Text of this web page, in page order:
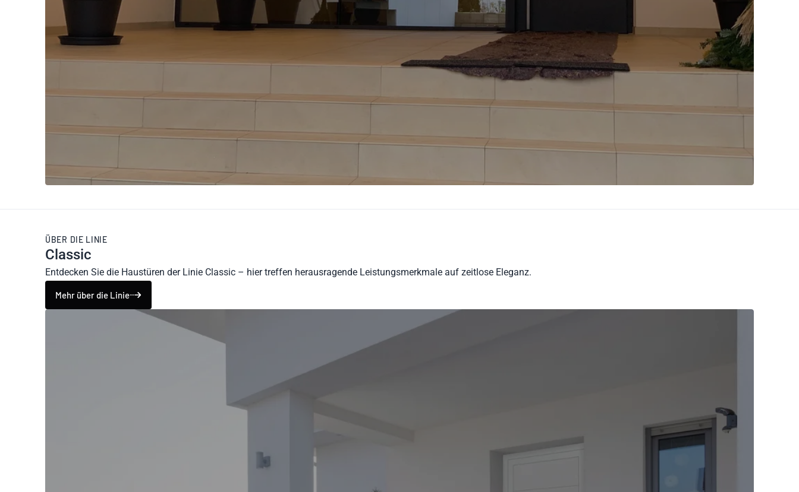
ÜBER DIE LINIE
Classic
Entdecken Sie die Haustüren der Linie Classic – hier treffen herausragende Leistungsmerkmale auf zeitlose Eleganz.
Mehr über die Linie